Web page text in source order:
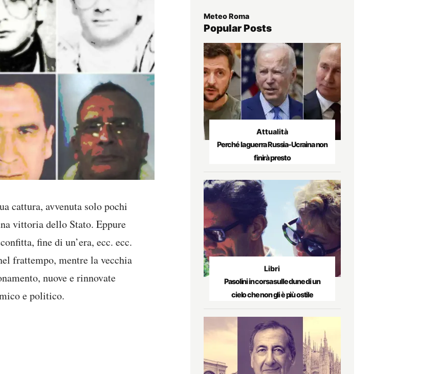
cattura, avvenuta solo pochi
vittoria dello Stato. Eppure
fine di un’era, ecc. ecc.
frattempo, mentre la vecchia
nuove e rinnovate
e politico.
Meteo Roma
Popular Posts
Attualità
Perché la guerra Russia-Ucraina non
finirà presto
Libri
Pasolini in corsa sulle dune di un
cielo che non gli è più ostile